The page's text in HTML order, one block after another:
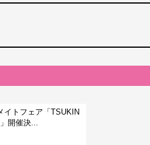
イトフェア「TSUKIN
開催決...